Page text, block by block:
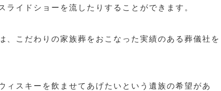
ライドショーを流したりすることができます。
、こだわりの家族葬をおこなった実績のある葬儀社を
ィスキーを飲ませてあげたいという遺族の希望があ